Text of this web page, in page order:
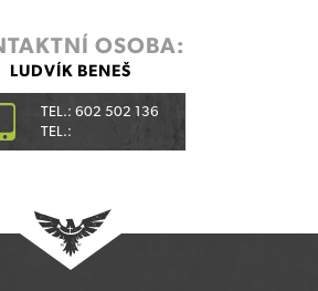
OSOBA:
LUDVÍK BENEŠ
TEL.: 602 502 136
TEL.: